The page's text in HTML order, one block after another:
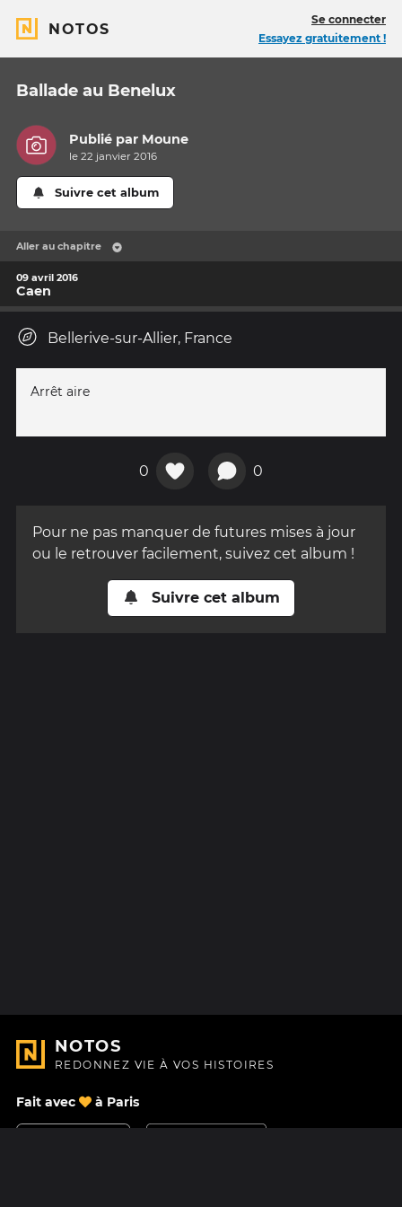
NOTOS
Se connecter
Essayez gratuitement !
Ballade au Benelux
Publié par Moune
le 22 janvier 2016
Suivre cet album
Aller au chapitre
09 avril 2016
Caen
Bellerive-sur-Allier, France
Arrêt aire
0 0
Pour ne pas manquer de futures mises à jour
ou le retrouver facilement, suivez cet album !
Suivre cet album
NOTOS
REDONNEZ VIE À VOS HISTOIRES
Fait avec à Paris